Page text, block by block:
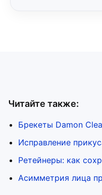
Читайте также:
Брекеты Damon
Исправление
Ретейнеры: как
Асимметрия лица